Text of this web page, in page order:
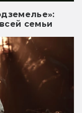
семьи